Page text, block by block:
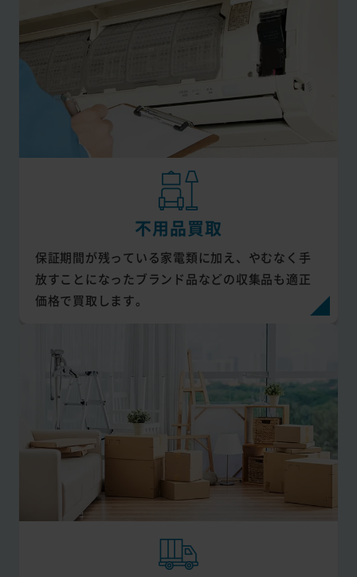
不用品買取
保証期間が残っている家電類に加え、やむなく手
放すことになったブランド品などの収集品も適正
価格で買取します。